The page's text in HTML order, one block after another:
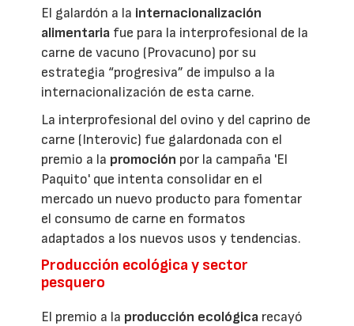
El galardón a la internacionalización
alimentaria fue para la interprofesional de la
carne de vacuno (Provacuno) por su
estrategia “progresiva” de impulso a la
internacionalización de esta carne.
La interprofesional del ovino y del caprino de
carne (Interovic) fue galardonada con el
premio a la promoción por la campaña 'El
Paquito' que intenta consolidar en el
mercado un nuevo producto para fomentar
el consumo de carne en formatos
adaptados a los nuevos usos y tendencias.
Producción ecológica y sector
pesquero
El premio a la producción ecológica recayó